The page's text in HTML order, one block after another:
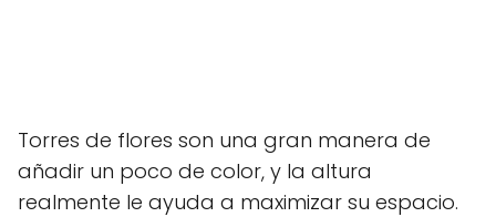
Torres de flores son una gran manera de
añadir un poco de color, y la altura
realmente le ayuda a maximizar su espacio.